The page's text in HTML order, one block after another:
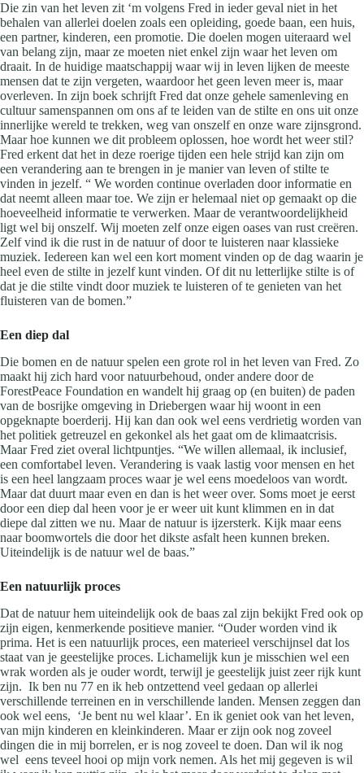
Die zin van het leven zit ‘m volgens Fred in ieder geval niet in het
behalen van allerlei doelen zoals een opleiding, goede baan, een huis,
een partner, kinderen, een promotie. Die doelen mogen uiteraard wel
van belang zijn, maar ze moeten niet enkel zijn waar het leven om
draait. In de huidige maatschappij waar wij in leven lijken de meeste
mensen dat te zijn vergeten, waardoor het geen leven meer is, maar
overleven. In zijn boek schrijft Fred dat onze gehele samenleving en
cultuur samenspannen om ons af te leiden van de stilte en ons uit onze
innerlijke wereld te trekken, weg van onszelf en onze ware zijnsgrond.
Maar hoe kunnen we dit probleem oplossen, hoe wordt het weer stil?
Fred erkent dat het in deze roerige tijden een hele strijd kan zijn om
een verandering aan te brengen in je manier van leven of stilte te
vinden in jezelf. “ We worden continue overladen door informatie en
dat neemt alleen maar toe. We zijn er helemaal niet op gemaakt op die
hoeveelheid informatie te verwerken. Maar de verantwoordelijkheid
ligt wel bij onszelf. Wij moeten zelf onze eigen oases van rust creëren.
Zelf vind ik die rust in de natuur of door te luisteren naar klassieke
muziek. Iedereen kan wel een kort moment vinden op de dag waarin je
heel even de stilte in jezelf kunt vinden. Of dit nu letterlijke stilte is of
dat je die stilte vindt door muziek te luisteren of te genieten van het
fluisteren van de bomen.”
Een diep dal
Die bomen en de natuur spelen een grote rol in het leven van Fred. Zo
maakt hij zich hard voor natuurbehoud, onder andere door de
ForestPeace Foundation en wandelt hij graag op (en buiten) de paden
van de bosrijke omgeving in Driebergen waar hij woont in een
opgeknapte boerderij. Hij kan dan ook wel eens verdrietig worden van
het politiek getreuzel en gekonkel als het gaat om de klimaatcrisis.
Maar Fred ziet overal lichtpuntjes. “We willen allemaal, ik inclusief,
een comfortabel leven. Verandering is vaak lastig voor mensen en het
is een heel langzaam proces waar je wel eens moedeloos van wordt.
Maar dat duurt maar even en dan is het weer over. Soms moet je eerst
door een diep dal heen voor je er weer uit kunt klimmen en in dat
diepe dal zitten we nu. Maar de natuur is ijzersterk. Kijk maar eens
naar boomwortels die door het dikste asfalt heen kunnen breken.
Uiteindelijk is de natuur wel de baas.”
Een natuurlijk proces
Dat de natuur hem uiteindelijk ook de baas zal zijn bekijkt Fred ook op
zijn eigen, kenmerkende positieve manier. “Ouder worden vind ik
prima. Het is een natuurlijk proces, een materieel verschijnsel dat los
staat van je geestelijke proces. Lichamelijk kun je misschien wel een
wrak worden als je ouder wordt, terwijl je geestelijk juist zeer rijk kunt
zijn. Ik ben nu 77 en ik heb ontzettend veel gedaan op allerlei
verschillende terreinen en in verschillende landen. Mensen zeggen dan
ook wel eens, ‘Je bent nu wel klaar’. En ik geniet ook van het leven,
van mijn kinderen en kleinkinderen. Maar er zijn ook nog zoveel
dingen die in mij borrelen, er is nog zoveel te doen. Dan wil ik nog
wel eens teveel hooi op mijn vork nemen. Als het mij gegeven is wil